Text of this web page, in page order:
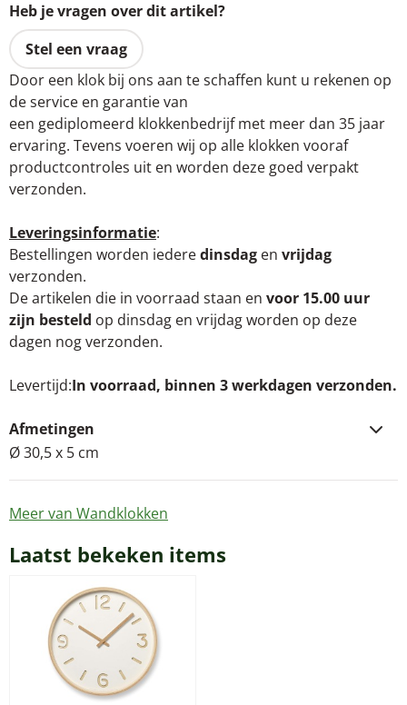
Heb je vragen over dit artikel?
Stel een vraag
Door een klok bij ons aan te schaffen kunt u rekenen op
de service en garantie van
een gediplomeerd klokkenbedrijf met meer dan 35 jaar
ervaring. Tevens voeren wij op alle klokken vooraf
productcontroles uit en worden deze goed verpakt
verzonden.
Leveringsinformatie:
Bestellingen worden iederedinsdag en vrijdag
verzonden.
De artikelen die in voorraad staan en voor 15.00 uur
zijn besteld op dinsdag en vrijdag worden op deze
dagen nog verzonden.
Levertijd In voorraad, binnen 3 werkdagen verzonden.
Afmetingen
Ø 30,5 x 5 cm
Meer van Wandklokken
Laatst bekeken items